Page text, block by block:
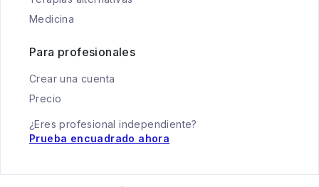
Medicina
Para profesionales
Crear una cuenta
Precio
¿Eres profesional independiente?
Prueba encuadrado ahora